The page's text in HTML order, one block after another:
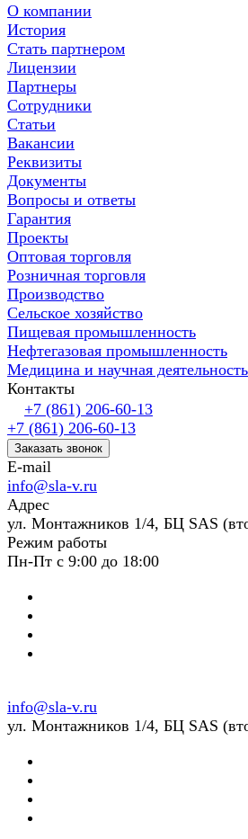
О компании
История
Стать партнером
Лицензии
Партнеры
Сотрудники
Статьи
Вакансии
Реквизиты
Документы
Вопросы и ответы
Гарантия
Проекты
Оптовая торговля
Розничная торговля
Производство
Сельское хозяйство
Пищевая промышленность
Нефтегазовая промышленность
Медицина и научная деятельность
Контакты
+7 (861) 206-60-13
+7 (861) 206-60-13
Заказать звонок
E-mail
info@sla-v.ru
Адрес
ул. Монтажников 1/4, БЦ SAS
Режим работы
Пн-Пт с 9:00 до 18:00
info@sla-v.ru
ул. Монтажников 1/4, БЦ SAS